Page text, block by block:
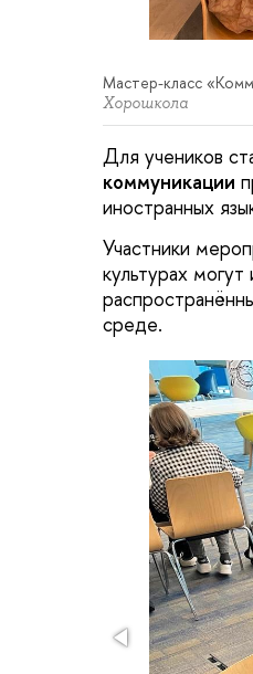
Мастер-класс
Хорошкола
Для учеников
коммуникации
иностранных
Участники
культурах
среде.